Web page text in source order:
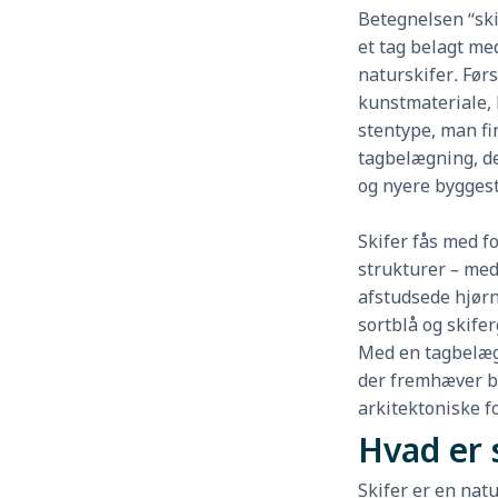
Betegnelsen
et tag belagt
naturskifer.
stentype, man
tagbelægning,
og nyere
Skifer fås med
strukturer –
afstudsede
sortblå og
Med en
der fremhæver
arkitektoniske
Hvad er
Skifer er en